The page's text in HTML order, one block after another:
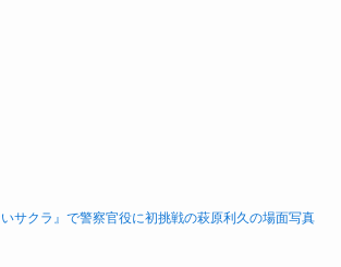
サクラ』で警察官役に初挑戦の萩原利久の場面写真